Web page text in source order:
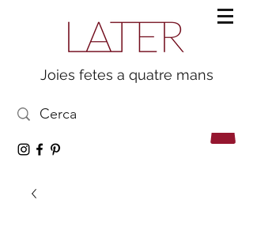
Joies fetes a quatre mans